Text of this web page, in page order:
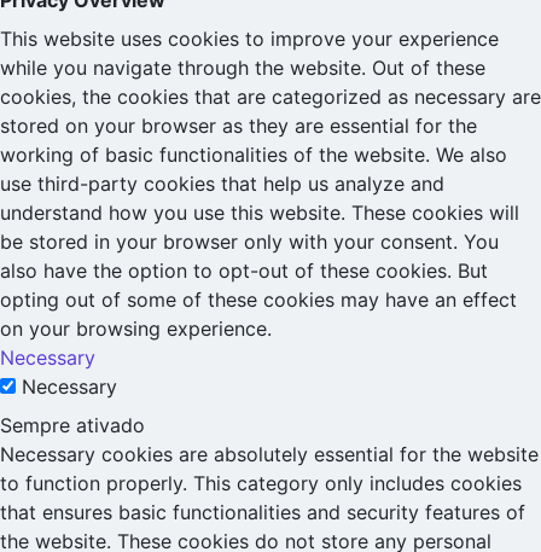
This website uses cookies to improve your experience
while you navigate through the website. Out of these
cookies, the cookies that are categorized as necessary are
stored on your browser as they are essential for the
working of basic functionalities of the website. We also
use third-party cookies that help us analyze and
understand how you use this website. These cookies will
be stored in your browser only with your consent. You
also have the option to opt-out of these cookies. But
opting out of some of these cookies may have an effect
on your browsing experience.
Necessary
Necessary
Sempre ativado
Necessary cookies are absolutely essential for the website
to function properly. This category only includes cookies
that ensures basic functionalities and security features of
the website. These cookies do not store any personal